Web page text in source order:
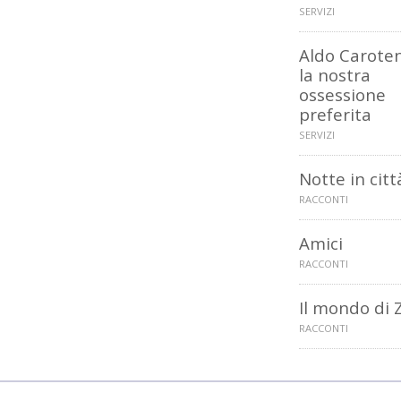
SERVIZI
Aldo
la nostra
ossessione
preferita
SERVIZI
Notte in
RACCONTI
Amici
RACCONTI
Il mondo di
RACCONTI